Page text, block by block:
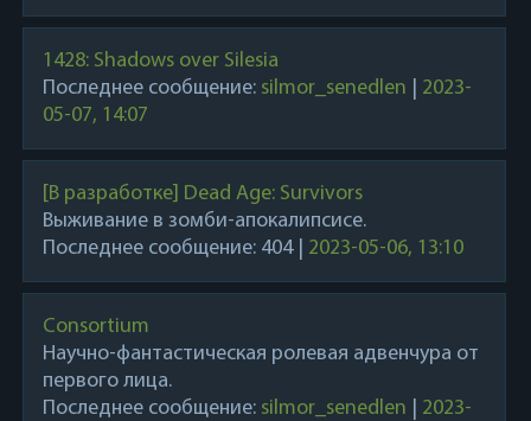
1428: Shadows over Silesia
Последнее сообщение: silmor_senedlen
2023-
05-07, 14:07
[В разработке] Dead Age: Survivors
Выживание в зомби-апокалипсисе.
Последнее сообщение: 404| 2023-05-06, 13:10
Consortium
Научно-фантастическая ролевая адвенчура от
первого лица.
Последнее сообщение: silmor_senedlen
2023-